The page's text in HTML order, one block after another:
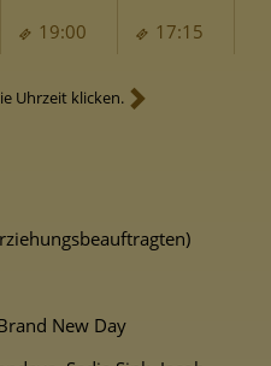
19:00 17:15
Uhrzeit klicken.
New Day